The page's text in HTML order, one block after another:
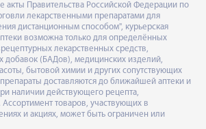
акты Правительства Российской Федерации по
лекарственными препаратами для
дистанционным способом", курьерская
возможна только для определённых
лекарственных средств,
добавок (БАДов), медицинских изделий,
бытовой химии и других сопутствующих
доставляются до ближайшей аптеки и
наличии действующего рецепта,
товаров, участвующих в
и акциях, может быть ограничен или